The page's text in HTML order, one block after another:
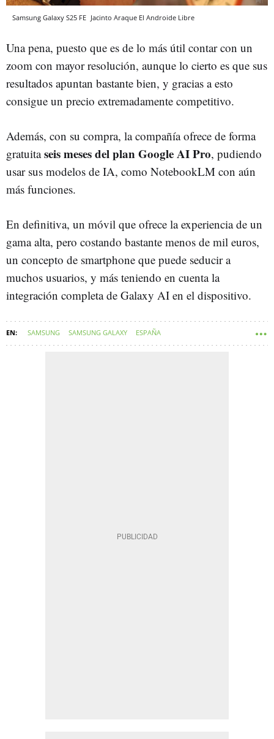
Samsung Galaxy S25 FE Jacinto Araque El Androide Libre
Una pena, puesto que es de lo más útil contar con un
zoom con mayor resolución, aunque lo cierto es que sus
resultados apuntan bastante bien, y gracias a esto
consigue un precio extremadamente competitivo.
Además, con su compra, la compañía ofrece de forma
gratuitaseis meses del plan Google AI Pro, pudiendo
usar sus modelos de IA, como NotebookLM con aún
más funciones.
En definitiva, un móvil que ofrece la experiencia de un
gama alta, pero costando bastante menos de mil euros,
un concepto de smartphone que puede seducir a
muchos usuarios, y más teniendo en cuenta la
integración completa de Galaxy AI en el dispositivo.
SAMSUNG SAMSUNG GALAXY ESPAÑA